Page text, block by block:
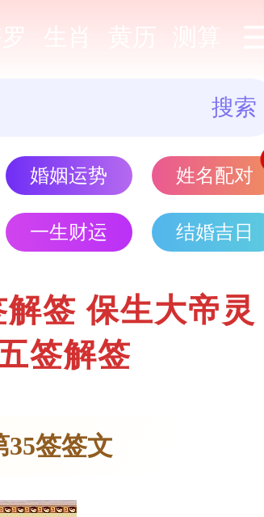
搜索
婚姻运势 姓名配对
一生财运 结婚吉日
签 保生大帝灵
签解签
签签文